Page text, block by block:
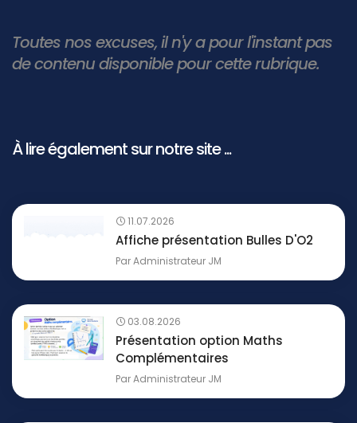
Toutes nos excuses, il n'y a pour l'instant pas
de contenu disponible pour cette rubrique.
À lire également sur notre site ...
11.07.2026
Affiche présentation Bulles D'O2
ParAdministrateur JM
03.08.2026
Présentation option Maths
Complémentaires
ParAdministrateur JM